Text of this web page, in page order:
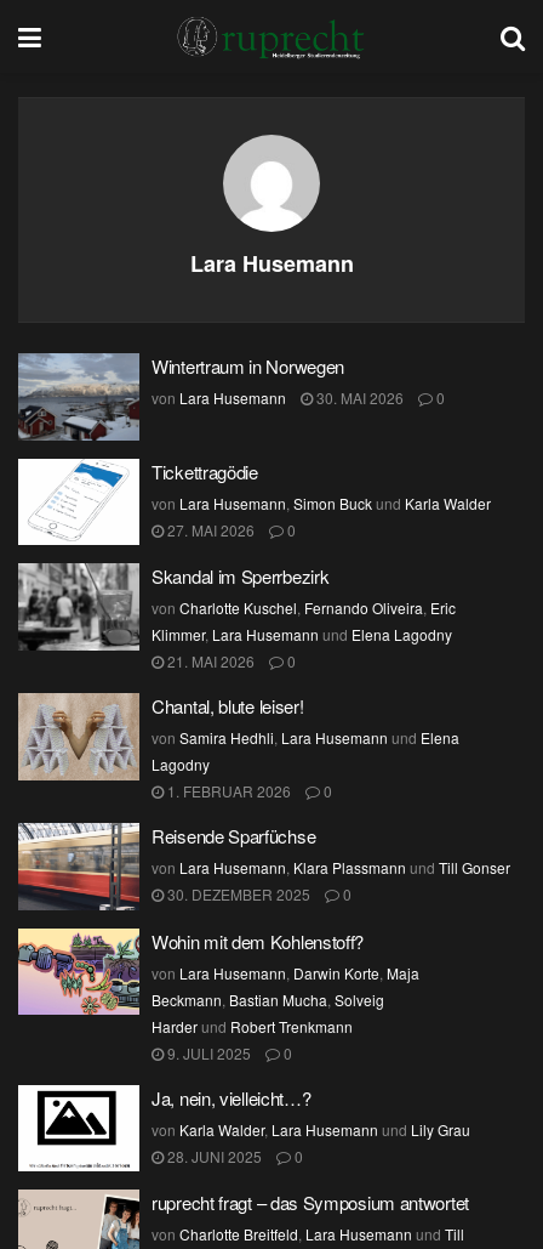
Lara Husemann
Wintertraum in Norwegen
von Lara Husemann 30. MAI 2026 0
Tickettragödie
von Lara Husemann, Simon Buckund Karla Walder
27. MAI 2026
0
Skandal im Sperrbezirk
von Charlotte Kuschel, Fernando Oliveira, Eric
Klimmer, Lara Husemann und Elena Lagodny
21. MAI 2026
0
Chantal, blute leiser!
von Samira Hedhli, Lara Husemann und Elena
Lagodny
1. FEBRUAR 2026
0
Reisende Sparfüchse
von Lara Husemann, Klara Plassmann und Till Gonser
30. DEZEMBER 2025
0
Wohin mit dem Kohlenstoff?
von Lara Husemann, Darwin Korte, Maja
Beckmann, Bastian Mucha, Solveig
Harderund Robert Trenkmann
9. JULI 2025
0
Ja, nein, vielleicht…?
von Karla Walder, Lara Husemann und Lily Grau
28. JUNI 2025
0
ruprecht fragt – das Symposium antwortet
von Charlotte Breitfeld, Lara Husemann und Till